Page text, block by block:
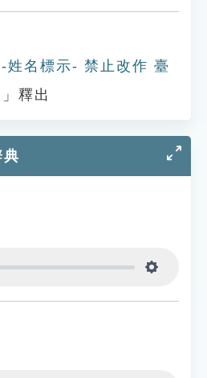
姓名標示- 禁止改作 臺
」釋出